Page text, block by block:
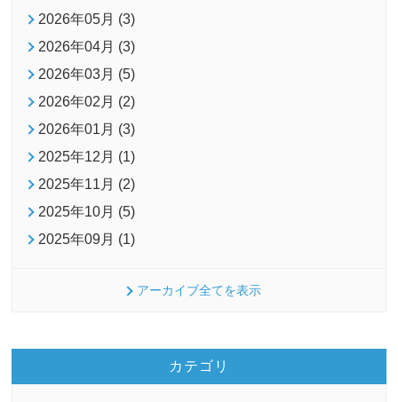
2026年05月 (3)
2026年04月 (3)
2026年03月 (5)
2026年02月 (2)
2026年01月 (3)
2025年12月 (1)
2025年11月 (2)
2025年10月 (5)
2025年09月 (1)
アーカイブ全てを表示
カテゴリ